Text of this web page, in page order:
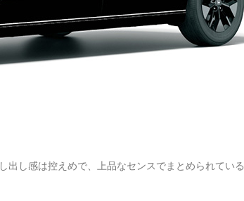
出し感は控えめで、上品なセンスでまとめられている